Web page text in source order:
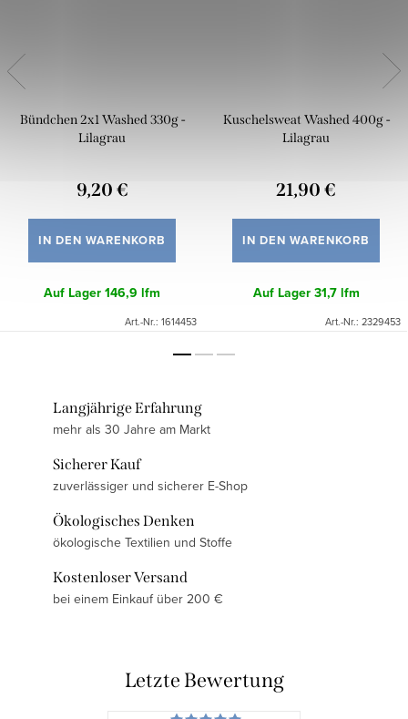
Bündchen 2x1 Washed 330g -
Lilagrau
9,20 €
IN DEN WARENKORB
Auf Lager146,9 lfm
Art.-Nr.: 1614453
Kuschelsweat Washed 400g -
Lilagrau
21,90 €
IN DEN WARENKORB
Auf Lager31,7 lfm
Art.-Nr.: 2329453
Langjährige Erfahrung
mehr als 30 Jahre am Markt
Sicherer Kauf
zuverlässiger und sicherer E-Shop
Ökologisches Denken
ökologische Textilien und Stoffe
Kostenloser Versand
bei einem Einkauf über 200 €
Letzte Bewertung